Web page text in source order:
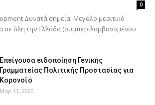
0
Δυνατά σημεία: Μεγάλο μεσιτικό
σε όλη την Ελλάδα (συμπεριλαμβανομένου
Επείγουσα ειδοποίηση Γενικής
Γραμματείας Πολιτικής Προστασίας για
Κορονοϊό
Μαρ 11, 2020